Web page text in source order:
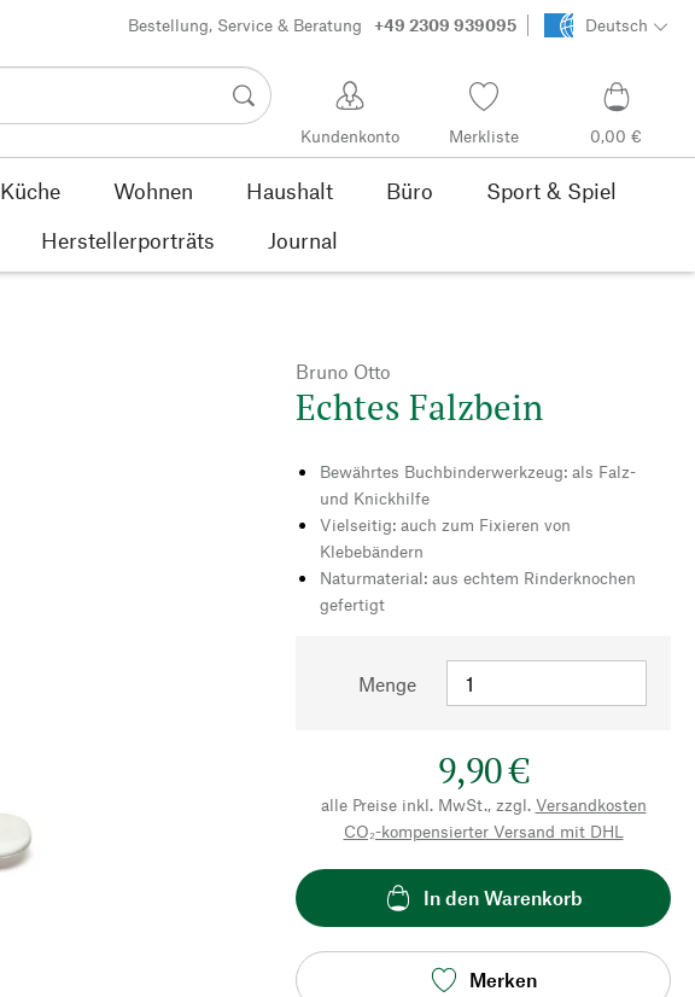
Bestellung, Service & Beratung +49 2309 939095 Deutsch
Kundenkonto Merkliste 0,00 €
Küche Wohnen Haushalt Büro
Sport & Spiel
Herstellerporträts Journal
Bruno Otto
Echtes Falzbein
Bewährtes Buchbinderwerkzeug: als Falz-
und Knickhilfe
Vielseitig: auch zum Fixieren von
Klebebändern
Naturmaterial: aus echtem Rinderknochen
gefertigt
Menge
9,90 €
alle Preise inkl. MwSt., zzgl. Versandkosten
CO₂-kompensierter Versand mit DHL
In den Warenkorb
Merken